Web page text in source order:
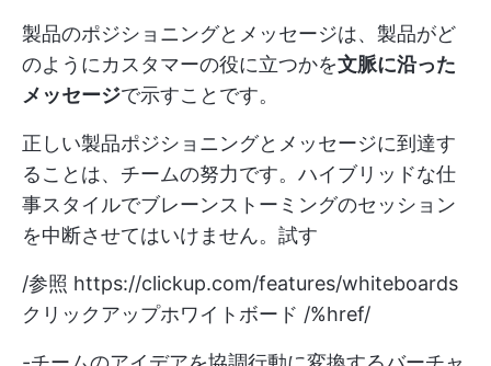
製品のポジショニングとメッセージは、製品がど
のようにカスタマーの役に立つかを文脈に沿った
メッセージで示すことです。
正しい製品ポジショニングとメッセージに到達す
ることは、チームの努力です。ハイブリッドな仕
事スタイルでブレーンストーミングのセッション
を中断させてはいけません。試す
/参照 https://clickup.com/features/whiteboards
クリックアップホワイトボード /%href/